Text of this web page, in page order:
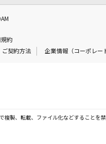
約
ご契約方法 企業情報（コーポレー
製、転載、ファイル化などすることを禁